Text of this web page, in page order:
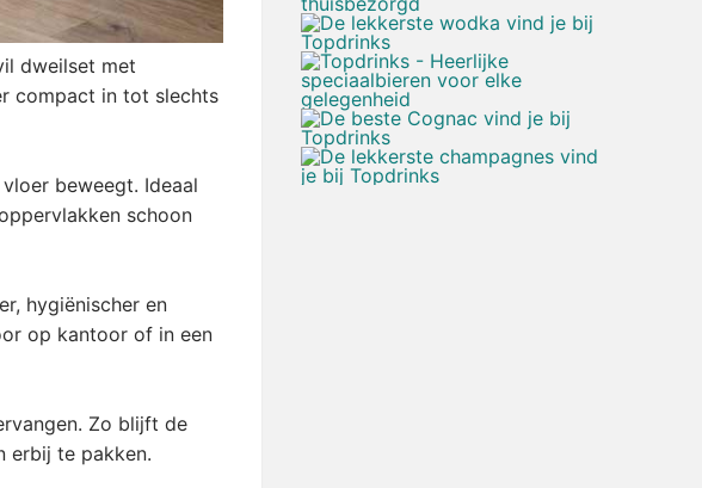
dweilset met
compact in tot slechts
beweegt. Ideaal
schoon
hygiënischer en
op kantoor of in een
Zo blijft de
erbij te pakken.